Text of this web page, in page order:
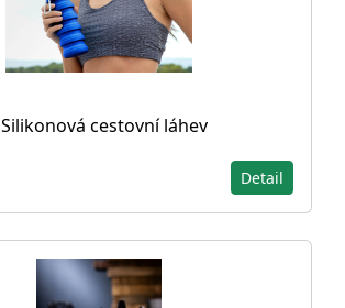
Silikonová cestovní láhev
Detail